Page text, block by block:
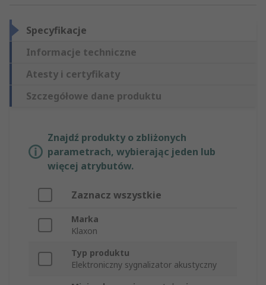
Specyfikacje
Informacje techniczne
Atesty i certyfikaty
Szczegółowe dane produktu
Znajdź produkty o zbliżonych
parametrach, wybierając jeden lub
więcej atrybutów.
Zaznacz wszystkie
Marka
Klaxon
Typ produktu
Elektroniczny sygnalizator akustyczny